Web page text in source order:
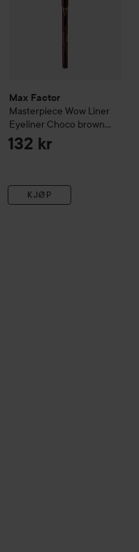
Max Factor
Masterpiece Wow Liner
Eyeliner Choco brown
260
132 kr
KJØP